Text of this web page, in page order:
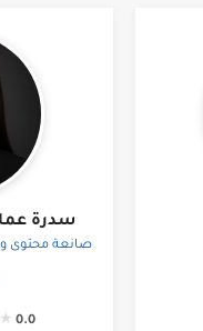
سدرة
صانعة محتوى
0.0
★